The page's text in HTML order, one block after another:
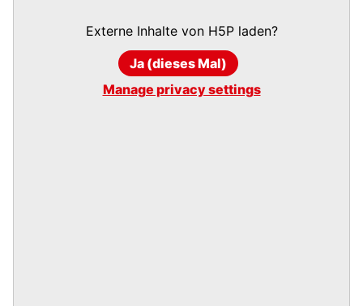
Externe Inhalte von H5Pladen?
Ja (dieses Mal)
Manage privacy settings